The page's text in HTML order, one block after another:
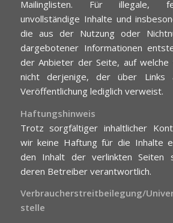
Mailinglisten. Für illegale,
unvollständige Inhalte und
die aus der Nutzung oder
dargebotener Informationen
der Anbieter der Seite, auf welche
nicht derjenige, der über Links
Veröffentlichung lediglich verweist.
Haftungshinweis
Trotz sorgfältiger inhaltlicher
wir keine Haftung für die Inhalte
den Inhalt der verlinkten Seiten
deren Betreiber verantwortlich.
Verbraucher­streit­beilegung/
stelle